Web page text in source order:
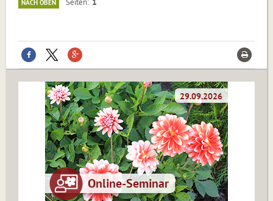
NACH OBEN Seiten